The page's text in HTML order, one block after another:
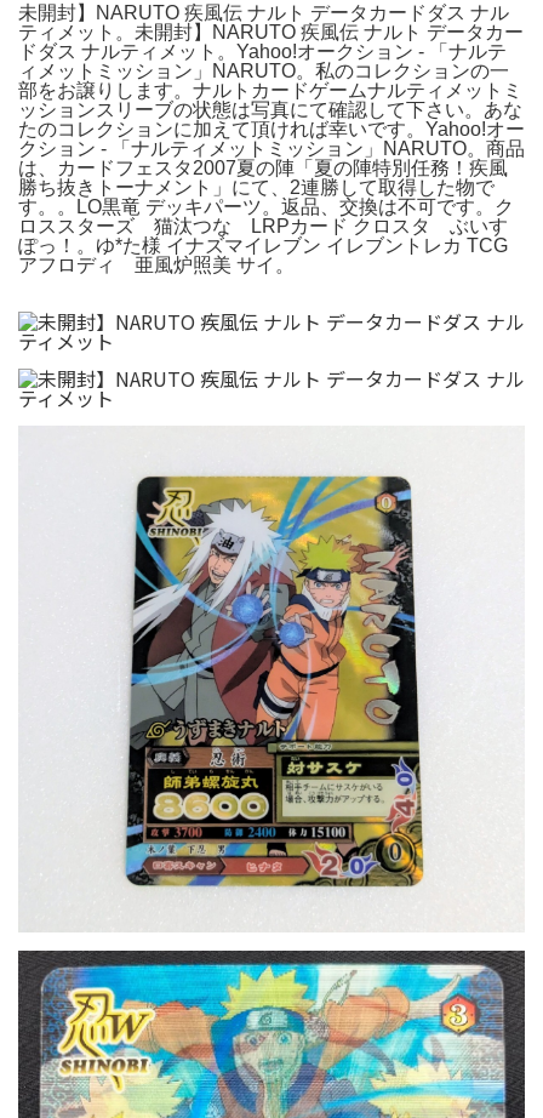
未開封】NARUTO 疾風伝 ナルト データカードダス ナル
ティメット。未開封】NARUTO 疾風伝 ナルト データカー
ドダス ナルティメット。Yahoo!オークション - 「ナルテ
ィメットミッション」NARUTO。私のコレクションの一
部をお譲りします。ナルトカードゲームナルティメットミ
ッションスリーブの状態は写真にて確認して下さい。あな
たのコレクションに加えて頂ければ幸いです。Yahoo!オー
クション - 「ナルティメットミッション」NARUTO。商品
は、カードフェスタ2007夏の陣「夏の陣特別任務！疾風
勝ち抜きトーナメント」にて、2連勝して取得した物で
す。。LO黒竜 デッキパーツ。返品、交換は不可です。ク
ロススターズ 猫汰つな LRPカード クロスタ ぶいす
ぽっ！。ゆ*た様 イナズマイレブン イレブントレカ TCG
アフロディ 亜風炉照美 サイ。